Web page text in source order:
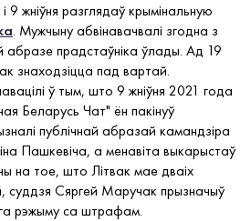
жніўня разглядаў крымінальную
. Мужчыну абвінавачвалі згодна з
абразе прадстаўніка ўлады. Ад 19
знаходзіцца пад вартай.
ў тым, што 9 жніўня 2021 года
Беларусь Чат" ён пакінуў
публічнай абразай камандзіра
Пашкевіча, а менавіта выкарыстаў
на тое, што Літвак мае дваіх
суддзя Сяргей Маручак прызначыў
рэжыму са штрафам.